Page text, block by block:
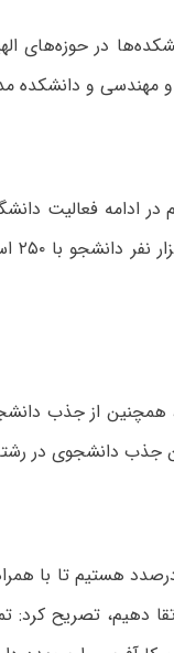
در حوزه‌های
مهندسی و دانشکده
ادامه فعالیت
همچنین از جذب
جذب دانشجوی در
درصدد هستیم تا با
دهیم، تصریح